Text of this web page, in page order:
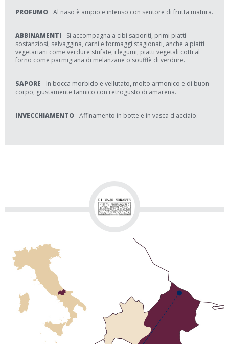
PROFUMO Al naso è ampio e intenso con sentore di frutta matura.
ABBINAMENTI
Si accompagna a cibi saporiti, primi piatti
sostanziosi, selvaggina, carni e formaggi stagionati, anche a piatti
vegetariani come verdure stufate, i legumi, piatti vegetali cotti al
forno come parmigiana di melanzane o soufflè di verdure.
SAPORE
In bocca morbido e vellutato, molto armonico e di buon
corpo, giustamente tannico con retrogusto di amarena.
INVECCHIAMENTO Affinamento in botte e in vasca d'acciaio.